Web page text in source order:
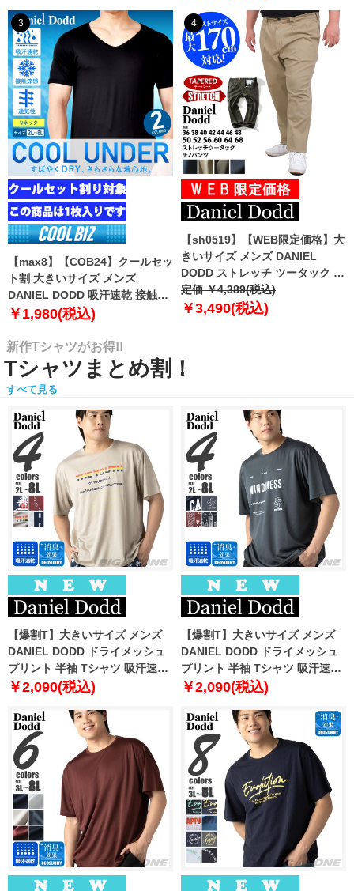
3
【max8】【COB24】クールセッ
ト割 大きいサイズ メンズ
DANIEL DODD 吸汗速乾 接触涼
感 Vネック 半袖 クールアンダー
2101
￥1,980(税込)
4
【sh0519】【WEB限定価格】大
きいサイズ メンズ DANIEL
DODD ストレッチ ツータック チ
ノ パンツ チノパン テーパード
azp-210102
定価 ￥4,389(税込)
￥3,490(税込)
新作Tシャツがお得!!
Tシャツまとめ割！
すべて見る
【爆割T】大きいサイズ メンズ
DANIEL DODD ドライメッシュ
プリント 半袖 Tシャツ 吸汗速乾
春夏新作 tjt-2602dry3 【fre】
￥2,090(税込)
【爆割T】大きいサイズ メンズ
DANIEL DODD ドライメッシュ
プリント 半袖 Tシャツ 吸汗速乾
春夏新作 tjt-2602dry4 【fre】
￥2,090(税込)